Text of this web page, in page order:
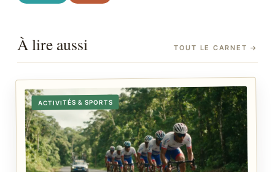
À lire aussi TOUT LE CARNET →
ACTIVITÉS & SPORTS